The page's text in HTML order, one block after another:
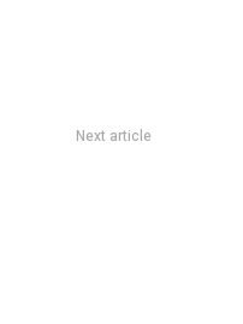
Next article